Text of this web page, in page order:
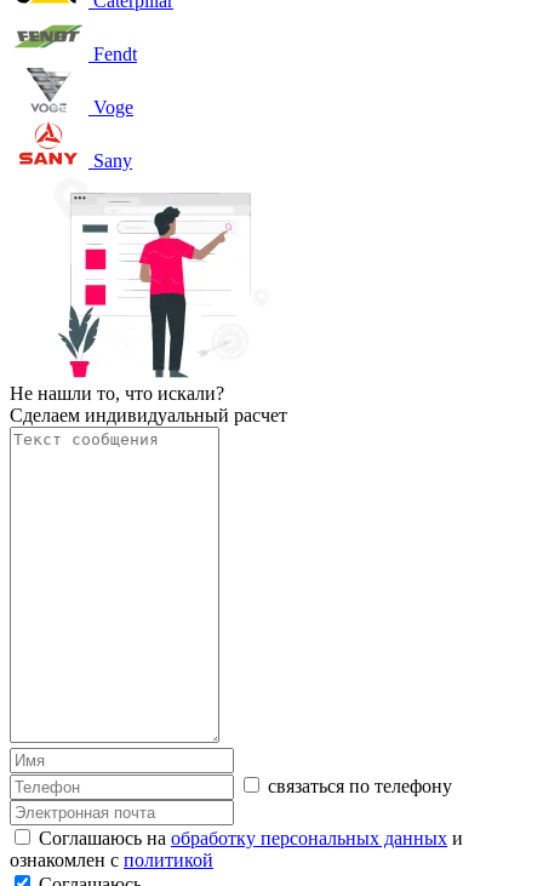
Fendt
Voge
Sany
Не нашли то, что искали?
Сделаем индивидуальный расчет
связаться по телефону
Соглашаюсь на обработку персональных данных и
ознакомлен с политикой